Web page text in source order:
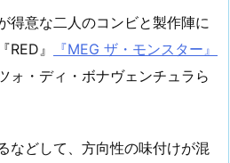
得意な二人のコンビと製作陣に
RED』
『MEG ザ・モンスター』
ォ・ディ・ボナヴェンチュラら
などして、方向性の味付けが混